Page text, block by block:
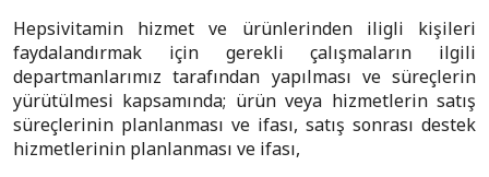
Hepsivitamin hizmet ve ürünlerinden iligli kişileri
faydalandırmak için gerekli çalışmaların ilgili
departmanlarımız tarafından yapılması ve süreçlerin
yürütülmesi kapsamında; ürün veya hizmetlerin satış
süreçlerinin planlanması ve ifası, satış sonrası destek
hizmetlerinin planlanması ve ifası,